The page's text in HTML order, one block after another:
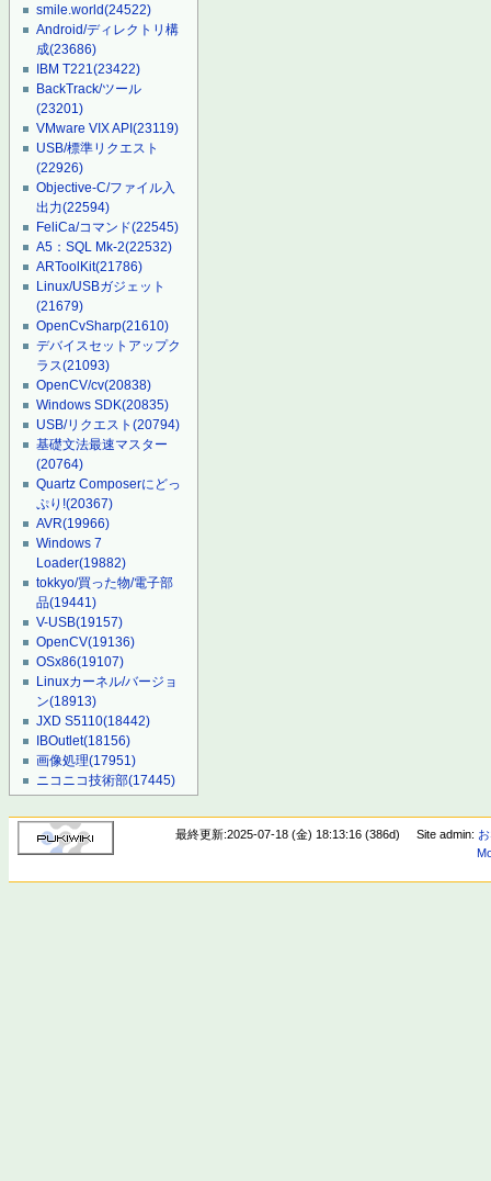
smile.world(24522)
Android/ディレクトリ構
成(23686)
IBM T221(23422)
BackTrack/ツール
(23201)
VMware VIX API(23119)
USB/標準リクエスト
(22926)
Objective-C/ファイル入
出力(22594)
FeliCa/コマンド(22545)
A5：SQL Mk-2(22532)
ARToolKit(21786)
Linux/USBガジェット
(21679)
OpenCvSharp(21610)
デバイスセットアップク
ラス(21093)
OpenCV/cv(20838)
Windows SDK(20835)
USB/リクエスト(20794)
基礎文法最速マスター
(20764)
Quartz Composerにどっ
ぷり!(20367)
AVR(19966)
Windows 7
Loader(19882)
tokkyo/買った物/電子部
品(19441)
V-USB(19157)
OpenCV(19136)
OSx86(19107)
Linuxカーネル/バージョ
ン(18913)
JXD S5110(18442)
IBOutlet(18156)
画像処理(17951)
ニコニコ技術部(17445)
最終更新:2025-07-18 (金) 18:13:16 (386d) Site admin: